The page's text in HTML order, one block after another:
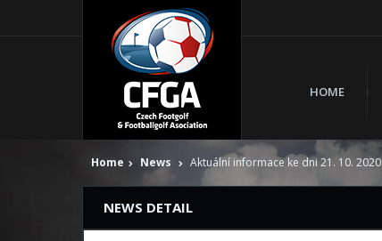
HOME
Home News Aktuální informace ke dni 21. 10. 2020
NEWS DETAIL